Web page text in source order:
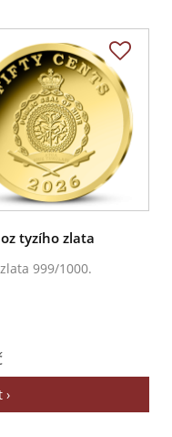
tyzího zlata
999/1000.